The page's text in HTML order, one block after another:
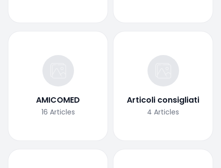
AMICOMED
16 Articles
Articoli consigliati
4 Articles